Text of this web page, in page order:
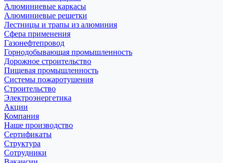
Алюминиевые каркасы
Алюминиевые решетки
Лестницы и трапы из алюминия
Сфера применения
Газонефтепровод
Горнодобывающая промышленность
Дорожное строительство
Пищевая промышленность
Системы пожаротушения
Строительство
Электроэнергетика
Акции
Компания
Наше производство
Сертификаты
Структура
Сотрудники